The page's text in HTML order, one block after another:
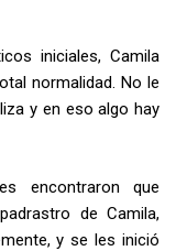
iniciales, Camila
normalidad. No le
y en eso algo hay
encontraron que
de Camila,
y se les inició